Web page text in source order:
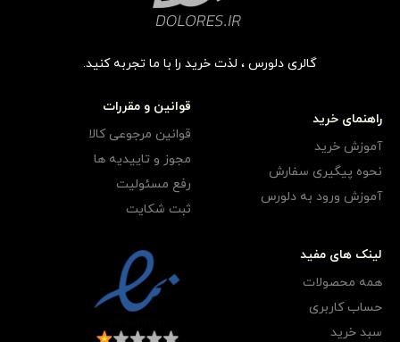
گالری دلورس ، لذت خرید را با ما تجربه کنید.
راهنمای خرید
آموزش خرید
نحوه پیگیری سفارش
آموزش ورود به دلورس
قوانین و مقررات
قوانین مرجوعی کالا
مجوز و تاییدیه ها
رفع مسئولیت
ثبت شکایت
لینک های مفید
همه محصولات
حساب کاربری
سبد خرید